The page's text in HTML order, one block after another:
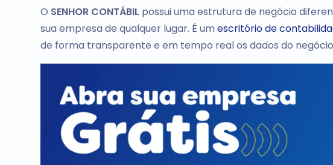
O SENHOR CONTÁBIL possui uma estrutura de negócio
sua empresa de qualquer lugar. É umescritório de
de forma transparente e em tempo real os dados do